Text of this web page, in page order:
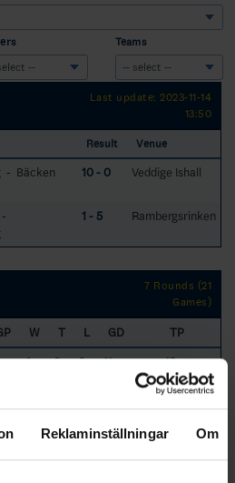
Reklaminställningar Om
Teams
Last update: 2023-11-14
13:50
Result Venue
- Bäcken
10 - 0 Veddige Ishall
1 - 5 Rambergsrinken
7 Rounds (21
Games)
W T L GD
TP
4 0 2 11
12
12
3 1 2 3
11
2 2 -1
10